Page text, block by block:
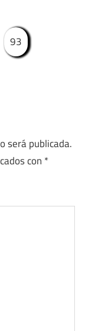
93
será publicada.
con *